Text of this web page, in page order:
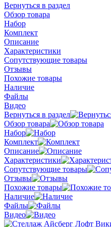
Вернуться в раздел
Обзор товара
Набор
Комплект
Описание
Характеристики
Сопутствующие товары
Отзывы
Похожие товары
Наличие
Файлы
Видео
Вернуться в раздел
Обзор товара
Набор
Комплект
Описание
Характеристики
Сопутствующие товары
Отзывы
Похожие товары
Наличие
Файлы
Видео